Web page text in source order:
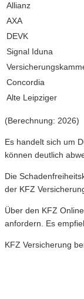
Allianz
AXA
DEVK
Signal Iduna
Concordia
Alte Leipziger
(Berechnung: 2026)
Es handelt sich um
können deutlich
Die
der KFZ
Über den KFZ
anfordern. Es
KFZ Versicherung